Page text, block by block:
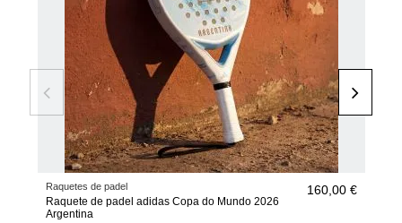
Raquetes de padel
Raquete de padel adidas Copa do Mundo 2026
Argentina
160,00 €